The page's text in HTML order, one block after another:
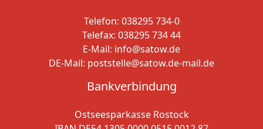
Telefon: 038295 734-0
Telefax: 038295 734 44
E-Mail: info@satow.de
DE-Mail: poststelle@satow.de-mail.de
Bankverbindung
Ostseesparkasse Rostock